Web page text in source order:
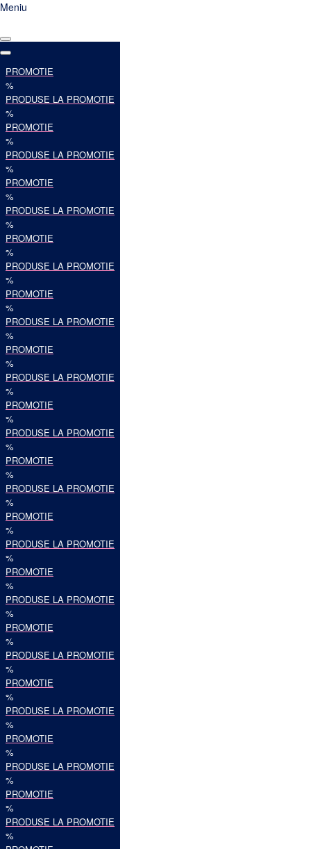
Meniu
PROMOTIE
%
PRODUSE LA PROMOTIE
%
PROMOTIE
%
PRODUSE LA PROMOTIE
%
PROMOTIE
%
PRODUSE LA PROMOTIE
%
PROMOTIE
%
PRODUSE LA PROMOTIE
%
PROMOTIE
%
PRODUSE LA PROMOTIE
%
PROMOTIE
%
PRODUSE LA PROMOTIE
%
PROMOTIE
%
PRODUSE LA PROMOTIE
%
PROMOTIE
%
PRODUSE LA PROMOTIE
%
PROMOTIE
%
PRODUSE LA PROMOTIE
%
PROMOTIE
%
PRODUSE LA PROMOTIE
%
PROMOTIE
%
PRODUSE LA PROMOTIE
%
PROMOTIE
%
PRODUSE LA PROMOTIE
%
PROMOTIE
%
PRODUSE LA PROMOTIE
%
PROMOTIE
%
PRODUSE LA PROMOTIE
%